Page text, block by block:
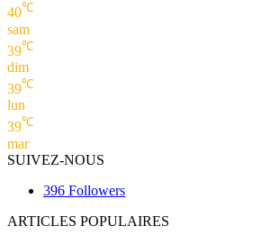
40℃
sam
39℃
dim
39℃
lun
39℃
mar
SUIVEZ-NOUS
396 Followers
ARTICLES POPULAIRES